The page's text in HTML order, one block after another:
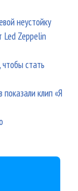
неустойку
Led Zeppelin
стать
клип «Я